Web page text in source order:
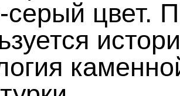
серый цвет.